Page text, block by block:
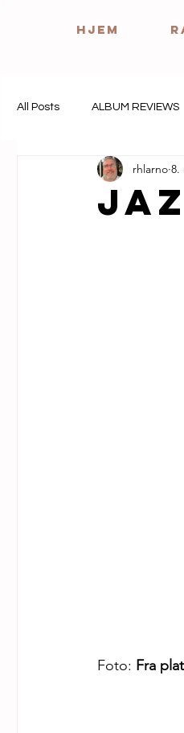
HJEM
All Posts ALBUM REVIEWS
rhlarno 8.
Foto: Fra